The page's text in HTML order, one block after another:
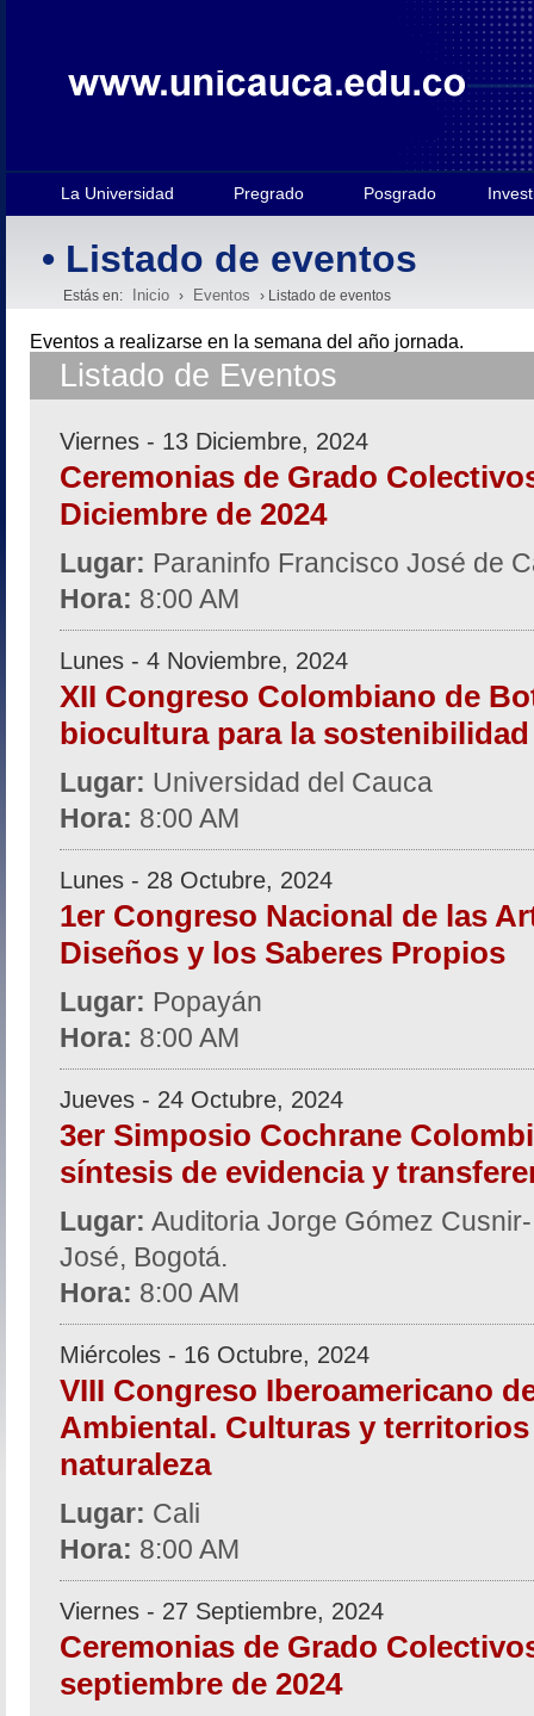
La Universidad Pregrado Posgrado
• Listado de eventos
Estás en: Inicio › Eventos › Listado de eventos
Eventos a realizarse en la semana del año jornada.
Listado de Eventos
Viernes - 13 Diciembre, 2024
Ceremonias de Grado
Diciembre de 2024
Lugar: Paraninfo Francisco José de
Hora: 8:00 AM
Lunes - 4 Noviembre, 2024
XII Congreso Colombiano de
biocultura para la
Lugar: Universidad del Cauca
Hora: 8:00 AM
Lunes - 28 Octubre, 2024
1er Congreso Nacional de las
Diseños y los Saberes Propios
Lugar: Popayán
Hora: 8:00 AM
Jueves - 24 Octubre, 2024
3er Simposio Cochrane
síntesis de evidencia y
Lugar: Auditoria Jorge Gómez
José, Bogotá.
Hora: 8:00 AM
Miércoles - 16 Octubre, 2024
VIII Congreso Iberoamericano
Ambiental. Culturas y territorios
naturaleza
Lugar: Cali
Hora: 8:00 AM
Viernes - 27 Septiembre, 2024
Ceremonias de Grado
septiembre de 2024